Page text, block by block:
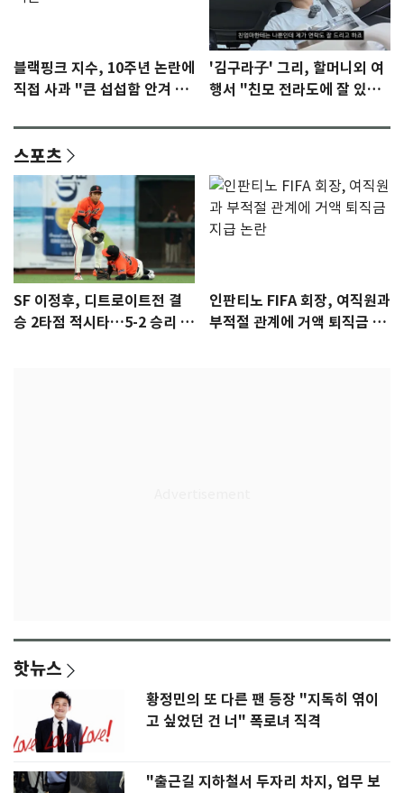
블랙핑크 지수, 10주년 논란에
직접 사과 "큰 섭섭함 안겨 미
'김구라子' 그리, 할머니외 여
행서 "친모 전라도에 잘 있
스포츠
SF 이정후, 디트로이트전 결
승 2타점 적시타…5-2 승리 견
인판티노 FIFA 회장, 여직원과
부적절 관계에 거액 퇴직금 지
핫뉴스
황정민의 또 다른 팬 등장 "지독히 엮이
고 싶었던 건 너" 폭로녀 직격
"출근길 지하철서 두자리 차지, 업무 보